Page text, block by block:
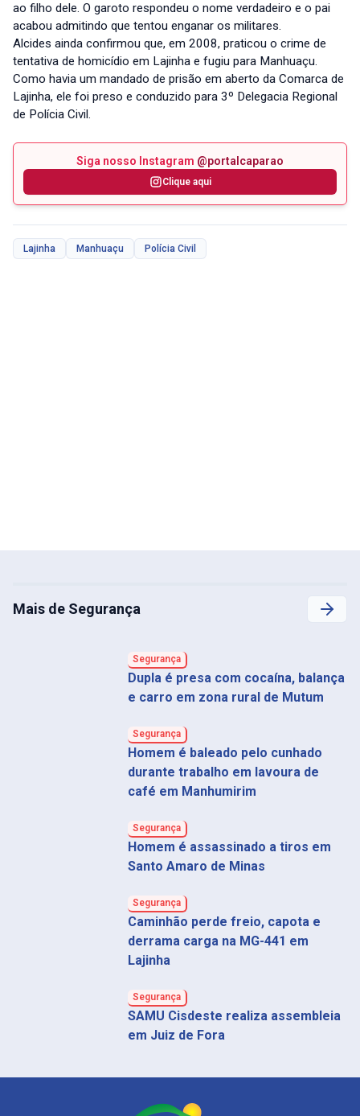
ao filho dele. O garoto respondeu o nome verdadeiro e o pai
acabou admitindo que tentou enganar os militares.
Alcides ainda confirmou que, em 2008, praticou o crime de
tentativa de homicídio em Lajinha e fugiu para Manhuaçu.
Como havia um mandado de prisão em aberto da Comarca de
Lajinha, ele foi preso e conduzido para 3º Delegacia Regional
de Polícia Civil.
Siga nosso Instagram @portalcaparao
Clique aqui
Lajinha Manhuaçu Polícia Civil
Mais de Segurança
Segurança
Dupla é presa com cocaína, balança
e carro em zona rural de Mutum
Segurança
Homem é baleado pelo cunhado
durante trabalho em lavoura de
café em Manhumirim
Segurança
Homem é assassinado a tiros em
Santo Amaro de Minas
Segurança
Caminhão perde freio, capota e
derrama carga na MG-441 em
Lajinha
Segurança
SAMU Cisdeste realiza assembleia
em Juiz de Fora